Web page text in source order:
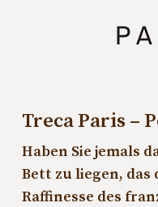
Treca Paris –
Haben Sie jemals
Bett zu liegen, das
Raffinesse des